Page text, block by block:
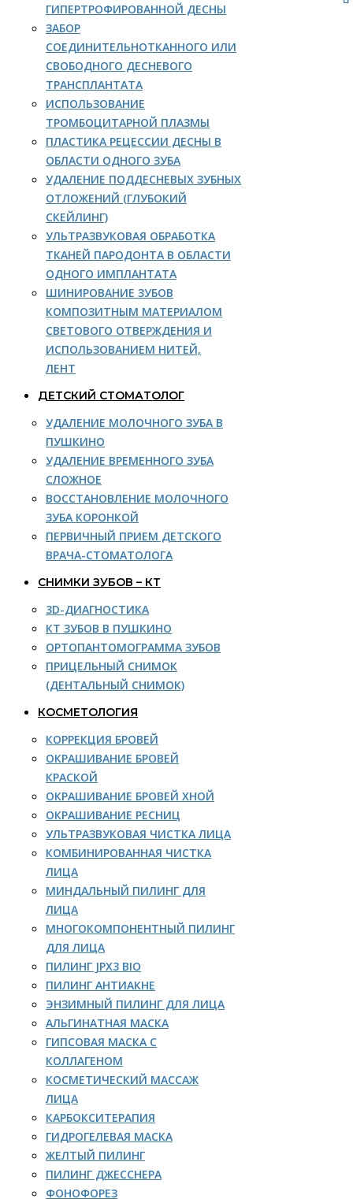
ГИПЕРТРОФИРОВАННОЙ ДЕСНЫ
ЗАБОР
СОЕДИНИТЕЛЬНОТКАННОГО ИЛИ
СВОБОДНОГО ДЕСНЕВОГО
ТРАНСПЛАНТАТА
ИСПОЛЬЗОВАНИЕ
ТРОМБОЦИТАРНОЙ ПЛАЗМЫ
ПЛАСТИКА РЕЦЕССИИ ДЕСНЫ В
ОБЛАСТИ ОДНОГО ЗУБА
УДАЛЕНИЕ ПОДДЕСНЕВЫХ ЗУБНЫХ
ОТЛОЖЕНИЙ (ГЛУБОКИЙ
СКЕЙЛИНГ)
УЛЬТРАЗВУКОВАЯ ОБРАБОТКА
ТКАНЕЙ ПАРОДОНТА В ОБЛАСТИ
ОДНОГО ИМПЛАНТАТА
ШИНИРОВАНИЕ ЗУБОВ
КОМПОЗИТНЫМ МАТЕРИАЛОМ
СВЕТОВОГО ОТВЕРЖДЕНИЯ И
ИСПОЛЬЗОВАНИЕМ НИТЕЙ,
ЛЕНТ
ДЕТСКИЙ СТОМАТОЛОГ
УДАЛЕНИЕ МОЛОЧНОГО ЗУБА В
ПУШКИНО
УДАЛЕНИЕ ВРЕМЕННОГО ЗУБА
СЛОЖНОЕ
ВОССТАНОВЛЕНИЕ МОЛОЧНОГО
ЗУБА КОРОНКОЙ
ПЕРВИЧНЫЙ ПРИЕМ ДЕТСКОГО
ВРАЧА-СТОМАТОЛОГА
СНИМКИ ЗУБОВ – КТ
3D-ДИАГНОСТИКА
КТ ЗУБОВ В ПУШКИНО
ОРТОПАНТОМОГРАММА ЗУБОВ
ПРИЦЕЛЬНЫЙ СНИМОК
(ДЕНТАЛЬНЫЙ СНИМОК)
КОСМЕТОЛОГИЯ
КОРРЕКЦИЯ БРОВЕЙ
ОКРАШИВАНИЕ БРОВЕЙ
КРАСКОЙ
ОКРАШИВАНИЕ БРОВЕЙ ХНОЙ
ОКРАШИВАНИЕ РЕСНИЦ
УЛЬТРАЗВУКОВАЯ ЧИСТКА ЛИЦА
КОМБИНИРОВАННАЯ ЧИСТКА
ЛИЦА
МИНДАЛЬНЫЙ ПИЛИНГ ДЛЯ
ЛИЦА
МНОГОКОМПОНЕНТНЫЙ ПИЛИНГ
ДЛЯ ЛИЦА
ПИЛИНГ JPX3 BIO
ПИЛИНГ АНТИАКНЕ
ЭНЗИМНЫЙ ПИЛИНГ ДЛЯ ЛИЦА
АЛЬГИНАТНАЯ МАСКА
ГИПСОВАЯ МАСКА С
КОЛЛАГЕНОМ
КОСМЕТИЧЕСКИЙ МАССАЖ
ЛИЦА
КАРБОКСИТЕРАПИЯ
ГИДРОГЕЛЕВАЯ МАСКА
ЖЕЛТЫЙ ПИЛИНГ
ПИЛИНГ ДЖЕССНЕРА
ФОНОФОРЕЗ